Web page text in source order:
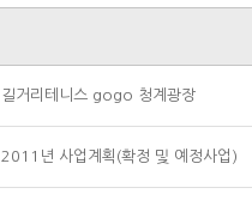
길거리테니스 gogo 청계광장
2011년 사업계획(확정 및 예정사업)